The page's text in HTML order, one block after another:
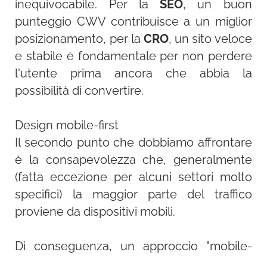
inequivocabile. Per laSEO, un buon
punteggio CWV contribuisce a un miglior
posizionamento, per la CRO, un sito veloce
e stabile è fondamentale per non perdere
l'utente prima ancora che abbia la
possibilità di convertire.
Design mobile-first
Il secondo punto che dobbiamo affrontare
è la consapevolezza che, generalmente
(fatta eccezione per alcuni settori molto
specifici) la maggior parte del traffico
proviene da dispositivi mobili.
Di conseguenza, un approccio "mobile-